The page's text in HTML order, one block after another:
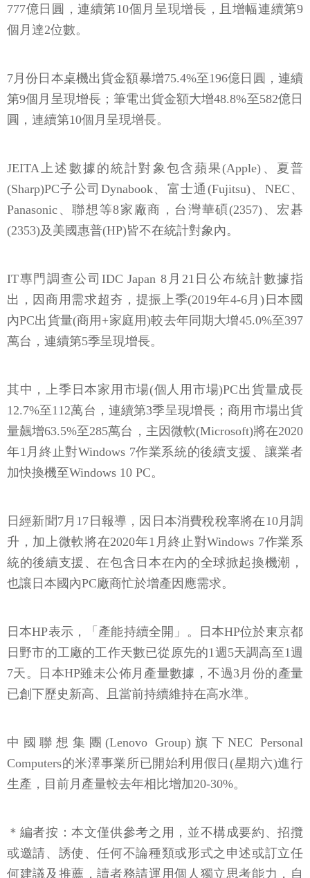
777億日圓，連續第10個月呈現增長，且增幅連續第9
個月達2位數。
7月份日本桌機出貨金額暴增75.4%至196億日圓，連續
第9個月呈現增長；筆電出貨金額大增48.8%至582億日
圓，連續第10個月呈現增長。
JEITA上述數據的統計對象包含蘋果(Apple)、夏普
(Sharp)PC子公司Dynabook、富士通(Fujitsu)、NEC、
Panasonic、聯想等8家廠商，台灣華碩(2357)、宏碁
(2353)及美國惠普(HP)皆不在統計對象內。
IT專門調查公司IDC Japan 8月21日公布統計數據指
出，因商用需求超夯，提振上季(2019年4-6月)日本國
內PC出貨量(商用+家庭用)較去年同期大增45.0%至397
萬台，連續第5季呈現增長。
其中，上季日本家用市場(個人用市場)PC出貨量成長
12.7%至112萬台，連續第3季呈現增長；商用市場出貨
量飆增63.5%至285萬台，主因微軟(Microsoft)將在2020
年1月終止對Windows 7作業系統的後續支援、讓業者
加快換機至Windows 10 PC。
日經新聞7月17日報導，因日本消費稅稅率將在10月調
升，加上微軟將在2020年1月終止對Windows 7作業系
統的後續支援、在包含日本在內的全球掀起換機潮，
也讓日本國內PC廠商忙於增產因應需求。
日本HP表示，「產能持續全開」。日本HP位於東京都
日野市的工廠的工作天數已從原先的1週5天調高至1週
7天。日本HP雖未公佈月產量數據，不過3月份的產量
已創下歷史新高、且當前持續維持在高水準。
中國聯想集團(Lenovo Group)旗下NEC Personal
Computers的米澤事業所已開始利用假日(星期六)進行
生產，目前月產量較去年相比增加20-30%。
＊編者按：本文僅供參考之用，並不構成要約、招攬
或邀請、誘使、任何不論種類或形式之申述或訂立任
何建議及推薦，讀者務請運用個人獨立思考能力，自